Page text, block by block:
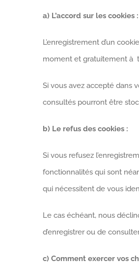
a) L’accord sur les cookies :
L’enregistrement d’un
moment et gratuitement à
Si vous avez accepté dans
consultés pourront être
b) Le refus des cookies :
Si vous refusez
fonctionnalités qui sont
qui nécessitent de vous
Le cas échéant, nous
d’enregistrer ou de
c) Comment exercer vos